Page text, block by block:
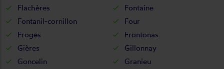
Flachères
Fontaine
Fontanil-cornillon
Four
Froges
Frontonas
Gières
Gillonnay
Goncelin
Granieu